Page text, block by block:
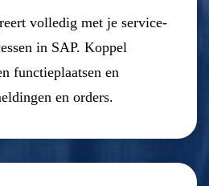
volledig met je service-
in SAP. Koppel
functieplaatsen en
en orders.